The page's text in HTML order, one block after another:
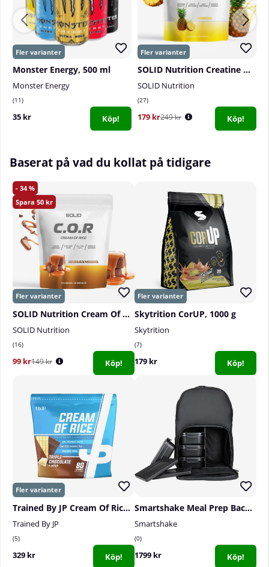
Monster Energy, 500 ml
Monster Energy
11
35 kr Köp!
SOLID Nutrition Creatine Monohydrate, 400 g
SOLID Nutrition
27
179 kr249 kr Köp!
Baserat på vad du kollat på tidigare
34
50
SOLID Nutrition Cream Of Rice, 1 kg
SOLID Nutrition
16
99 kr149 kr Köp!
Skytrition CorUP, 1000 g
Skytrition
7
179 kr Köp!
Trained By JP Cream Of Rice, 2 kg
Trained By JP
5
329 kr Köp!
Smartshake Meal Prep Backpack, 22 L, Black
Smartshake
0
1799 kr Köp!